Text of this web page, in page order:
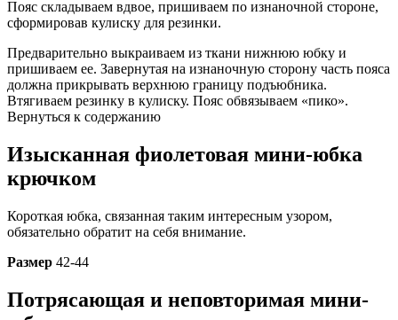
Пояс складываем вдвое, пришиваем по изнаночной стороне,
сформировав кулиску для резинки.
Предварительно выкраиваем из ткани нижнюю юбку и
пришиваем ее. Завернутая на изнаночную сторону часть пояса
должна прикрывать верхнюю границу подъюбника.
Втягиваем резинку в кулиску. Пояс обвязываем «пико».
Вернуться к содержанию
Изысканная фиолетовая мини-юбка
крючком
Короткая юбка, связанная таким интересным узором,
обязательно обратит на себя внимание.
Размер 42-44
Потрясающая и неповторимая мини-